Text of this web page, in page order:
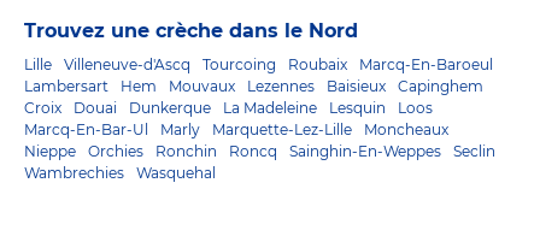
Trouvez une crèche dans le Nord
Lille Villeneuve-d'Ascq Tourcoing Roubaix
Marcq-En-Baroeul
Lambersart
Hem Mouvaux Lezennes Baisieux
Capinghem
Croix
Douai Dunkerque La Madeleine Lesquin
Loos
Marcq-En-Bar-Ul
Marly Marquette-Lez-Lille
Moncheaux
Nieppe
Orchies Ronchin Roncq Sainghin-En-Weppes
Seclin
Wambrechies
Wasquehal